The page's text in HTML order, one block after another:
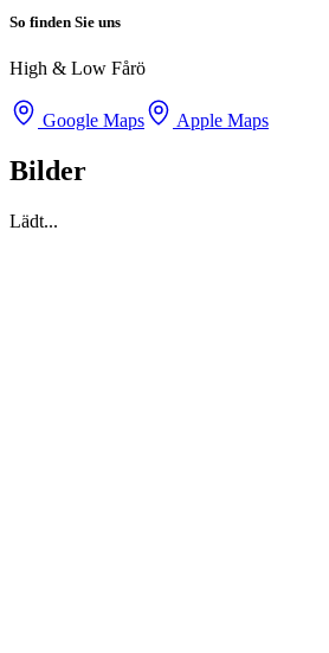
So finden Sie uns
High & Low Fårö
Google Maps Apple Maps
Bilder
Lädt...